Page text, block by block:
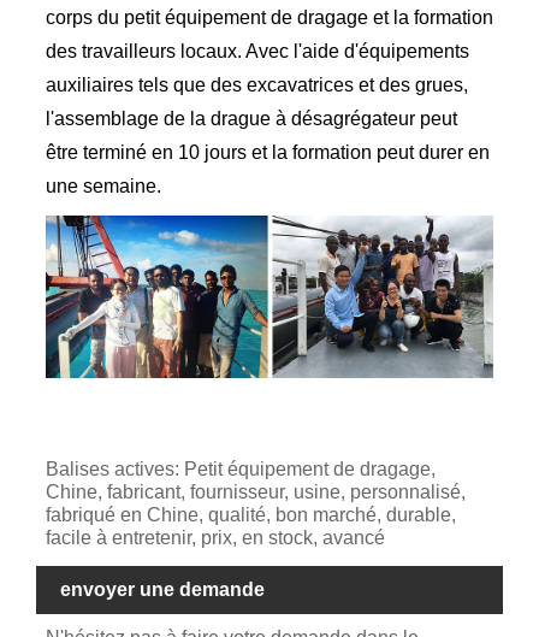
corps du petit équipement de dragage et la formation
des travailleurs locaux. Avec l'aide d'équipements
auxiliaires tels que des excavatrices et des grues,
l'assemblage de la drague à désagrégateur peut
être terminé en 10 jours et la formation peut durer en
une semaine.
Balises actives: Petit équipement de dragage,
Chine, fabricant, fournisseur, usine, personnalisé,
fabriqué en Chine, qualité, bon marché, durable,
facile à entretenir, prix, en stock, avancé
envoyer une demande